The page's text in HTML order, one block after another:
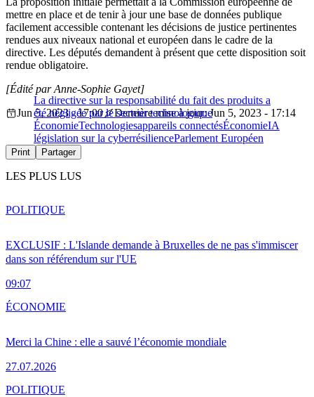
mettre en place et de tenir à jour une base de données publique
facilement accessible contenant les décisions de justice pertinentes
rendues aux niveaux national et européen dans le cadre de la
directive. Les députés demandent à présent que cette disposition soit
rendue obligatoire.
La directive sur la responsabilité du fait des produits a
été négligée par le secteur technologique
[Édité par Anne-Sophie Gayet]
Jun 5, 2023 - 17:00
Dernière mise à jour: Jun 5, 2023 - 17:14
ÉconomieTechnologiesappareils connectésÉconomieIA
législation sur la cyberrésilienceParlement Européen
Print Partager
LES PLUS LUS
EXCLUSIF : L'Islande demande à Bruxelles de ne pas s'immiscer
dans son référendum sur l'UE
09:07
POLITIQUE
Merci la Chine : elle a sauvé l’économie mondiale
27.07.2026
ÉCONOMIE
POLITIQUE